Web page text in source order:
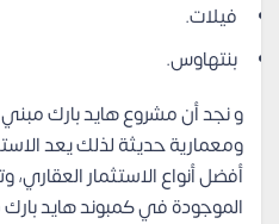
فيلات.
بنتهاوس.
و نجد أن مشروع هايد بارك
ومعمارية حديثة لذلك يعد
أفضل أنواع الاستثمار
الموجودة في كمبوند هايد